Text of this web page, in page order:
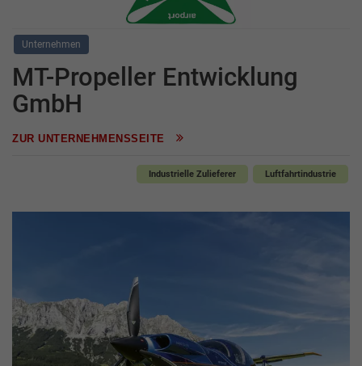
Unternehmen
MT-Propeller Entwicklung
GmbH
ZUR UNTERNEHMENSSEITE
Industrielle Zulieferer Luftfahrtindustrie